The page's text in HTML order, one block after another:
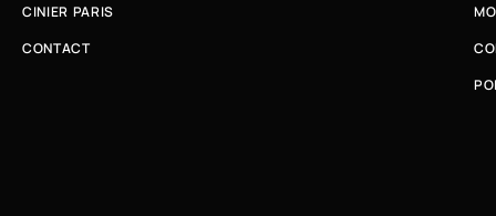
CINIER PARIS
CONTACT